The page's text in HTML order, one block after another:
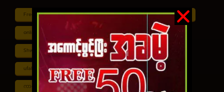
Free ငါး ပစ် ဂိမ်း Myanmar ကာစီနို Online ငါး ဂိမ်း apk
online ငါး ပစ် ဂိမ်းapp Shan Koe Mee ငါး ပစ် ဂိမ်း
Shwe ကာစီနို APK UFABET ufabet888
ufabet เข้าสู่ระบบ ကာစီနို app ကာစီနို ဂိမ်း
ကာစီနို ငါး ပစ် ဂိမ်း ကာစီနို စလော့ဂိမ်း ကျွဲ စလော့ဂိမ်း